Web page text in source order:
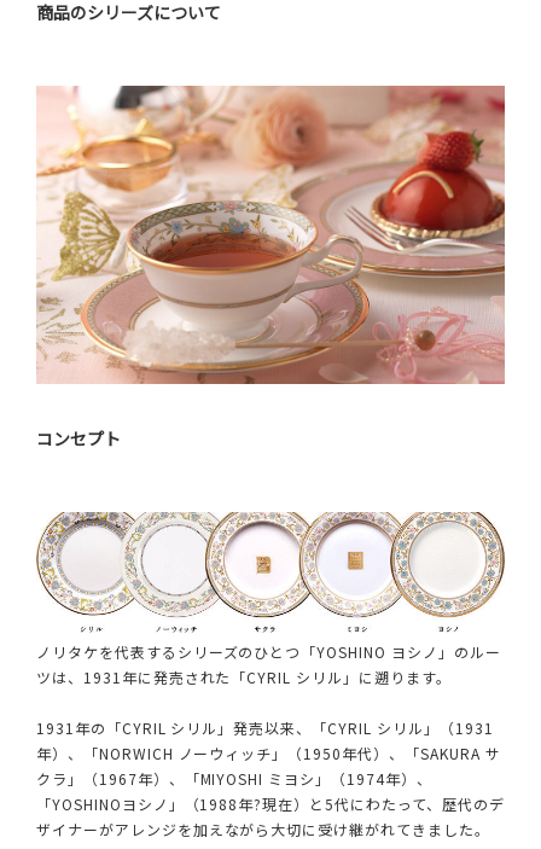
商品のシリーズについて
コンセプト
ノリタケを代表するシリーズのひとつ「YOSHINO ヨシノ」のルー
ツは、1931年に発売された「CYRIL シリル」に遡ります。
1931年の「CYRIL シリル」発売以来、「CYRIL シリル」（1931
年）、「NORWICH ノーウィッチ」（1950年代）、「SAKURA サ
クラ」（1967年）、「MIYOSHI ミヨシ」（1974年）、
「YOSHINOヨシノ」（1988年?現在）と5代にわたって、歴代のデ
ザイナーがアレンジを加えながら大切に受け継がれてきました。